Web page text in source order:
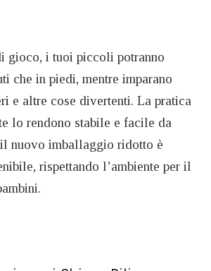
gioco, i tuoi piccoli potranno
che in piedi, mentre imparano
e altre cose divertenti. La pratica
lo rendono stabile e facile da
nuovo imballaggio ridotto è
rispettando l’ambiente per il